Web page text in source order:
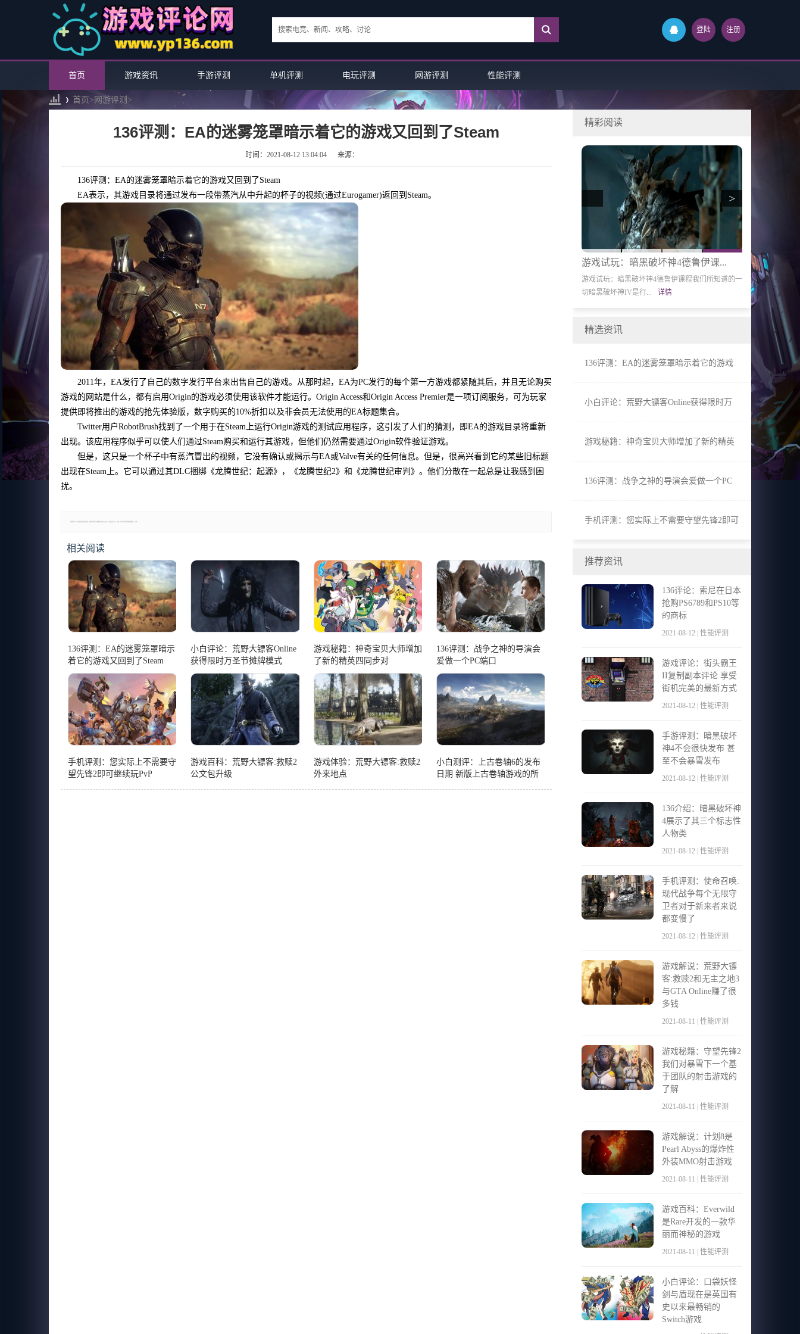
登陆 注册
首页 游戏资讯 手游评测 单机评测 电玩评测 网游评测 性能评测
首页> 网游评测 >
136评测：EA的迷雾笼罩暗示着它的游戏又回到了Steam
时间：2021-08-12 13:04:04 来源：
136评测：EA的迷雾笼罩暗示着它的游戏又回到了Steam
EA表示，其游戏目录将通过发布一段带蒸汽从中升起的杯子的视频(通过Eurogamer)返回到Steam。
2011年，EA发行了自己的数字发行平台来出售自己的游戏。从那时起，EA为PC发行的每个第一方游戏都紧随其后，并且无论购买
游戏的网站是什么，都有启用Origin的游戏必须使用该软件才能运行。Origin Access和Origin Access Premier是一项订阅服务，可为玩家
提供即将推出的游戏的抢先体验版，数字购买的10%折扣以及非会员无法使用的EA标题集合。
Twitter用户RobotBrush找到了一个用于在Steam上运行Origin游戏的测试应用程序，这引发了人们的猜测，即EA的游戏目录将重新
出现。该应用程序似乎可以使人们通过Steam购买和运行其游戏，但他们仍然需要通过Origin软件验证游戏。
但是，这只是一个杯子中有蒸汽冒出的视频，它没有确认或揭示与EA或Valve有关的任何信息。但是，很高兴看到它的某些旧标题
出现在Steam上。它可以通过其DLC捆绑《龙腾世纪：起源》，《龙腾世纪2》和《龙腾世纪审判》。他们分散在一起总是让我感到困
扰。
相关阅读
136评测：EA的迷雾笼罩暗示
着它的游戏又回到了Steam
小白评论：荒野大镖客Online
获得限时万圣节摊牌模式
游戏秘籍：神奇宝贝大师增加
了新的精英四同步对
136评测：战争之神的导演会
爱做一个PC端口
手机评测：您实际上不需要守
望先锋2即可继续玩PvP
游戏百科：荒野大镖客:救赎2
公文包升级
游戏体验：荒野大镖客:救赎2
外来地点
小白测评：上古卷轴6的发布
日期 新版上古卷轴游戏的​​所
精彩阅读
游戏介绍：贝塞斯达收购手机游戏...
游戏介绍：贝塞斯达收购手机游戏工作室
AlphaDogGames贝塞斯达软件公...
手游评测：
手游评测：认识
为泰国游戏展的
>
精选资讯
136评测：EA的迷雾笼罩暗示着它的游戏
小白评论：荒野大镖客Online获得限时万
游戏秘籍：神奇宝贝大师增加了新的精英
136评测：战争之神的导演会爱做一个PC
手机评测：您实际上不需要守望先锋2即可
推荐资讯
136评论：索尼在日本
抢购PS6789和PS10等
的商标
2021-08-12 | 性能评测
游戏评论：街头霸王
II复制副本评论 享受
街机完美的最新方式
2021-08-12 | 性能评测
手游评测：暗黑破坏
神4不会很快发布 甚
至不会暴雪发布
2021-08-12 | 性能评测
136介绍：暗黑破坏神
4展示了其三个标志性
人物类
2021-08-12 | 性能评测
手机评测：使命召唤:
现代战争每个无限守
卫者对于新来者来说
都变慢了
2021-08-12 | 性能评测
游戏解说：荒野大镖
客:救赎2和无主之地3
与GTA Online赚了很
多钱
2021-08-11 | 性能评测
游戏秘籍：守望先锋2
我们对暴雪下一个基
于团队的射击游戏的
了解
2021-08-11 | 性能评测
游戏解说：计划8是
Pearl Abyss的爆炸性
外装MMO射击游戏
2021-08-11 | 性能评测
游戏百科：Everwild
是Rare开发的一款华
丽而神秘的游戏
2021-08-11 | 性能评测
小白评论：口袋妖怪
剑与盾现在是英国有
史以来最畅销的
Switch游戏